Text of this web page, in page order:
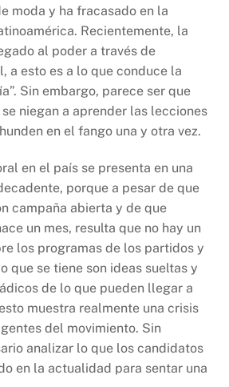
moda y ha fracasado en la
Recientemente, la
al poder a través de
a esto es a lo que conduce la
Sin embargo, parece ser que
niegan a aprender las lecciones
en el fango una y otra vez.
en el país se presenta en una
porque a pesar de que
campaña abierta y de que
un mes, resulta que no hay un
los programas de los partidos y
que se tiene son ideas sueltas y
de lo que pueden llegar a
muestra realmente una crisis
del movimiento. Sin
analizar lo que los candidatos
en la actualidad para sentar una